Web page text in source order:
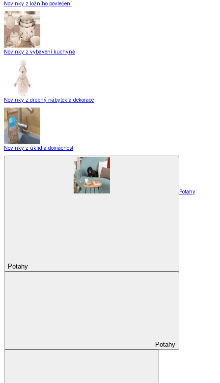
Novinky z ložního povlečení
Novinky z vybavení kuchyně
Novinky z drobný nábytek a dekorace
Novinky z úklid a domácnost
Potahy
Potahy
Potahy